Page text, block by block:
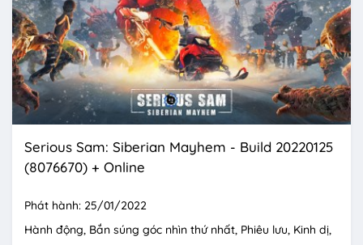
Serious Sam: Siberian Mayhem - Build 20220125
(8076670) + Online
Phát hành: 25/01/2022
Hành động Bắn súng góc nhìn thứ nhất Phiêu lưu Kinh dị